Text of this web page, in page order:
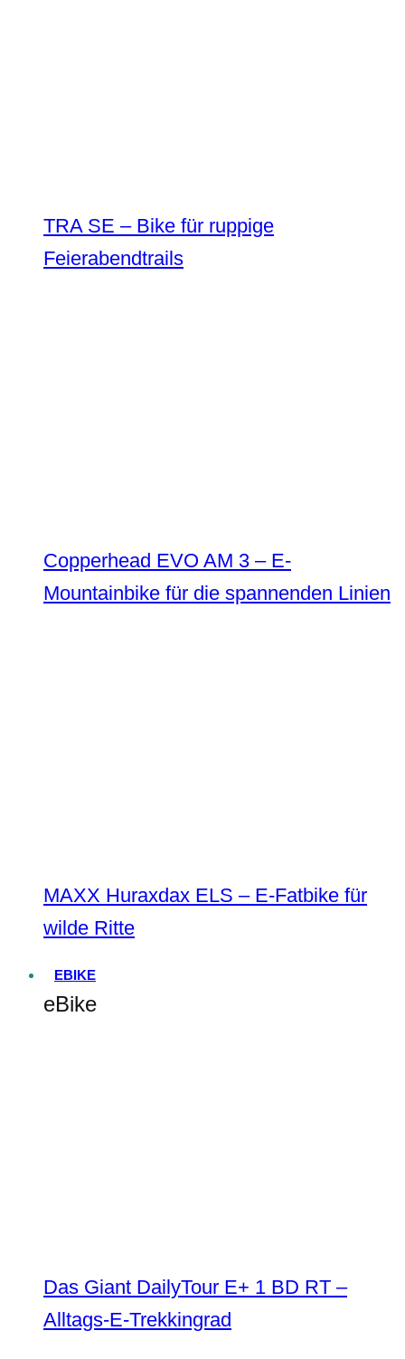
TRA SE – Bike für ruppige
Feierabendtrails
Copperhead EVO AM 3 – E-
Mountainbike für die spannenden Linien
MAXX Huraxdax ELS – E-Fatbike für
wilde Ritte
EBIKE
eBike
Das Giant DailyTour E+ 1 BD RT –
Alltags-E-Trekkingrad